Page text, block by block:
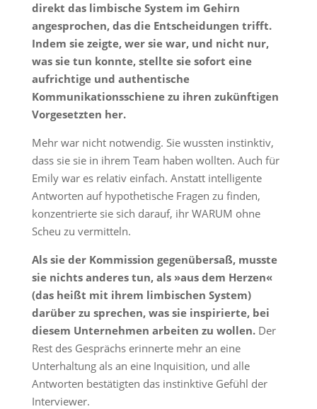
direkt das limbische System im Gehirn
angesprochen, das die Entscheidungen trifft.
Indem sie zeigte, wer sie war, und nicht nur,
was sie tun konnte, stellte sie sofort eine
aufrichtige und authentische
Kommunikationsschiene zu ihren zukünftigen
Vorgesetzten her.
Mehr war nicht notwendig. Sie wussten instinktiv,
dass sie sie in ihrem Team haben wollten. Auch für
Emily war es relativ einfach. Anstatt intelligente
Antworten auf hypothetische Fragen zu finden,
konzentrierte sie sich darauf, ihr WARUM ohne
Scheu zu vermitteln.
Als sie der Kommission gegenübersaß, musste
sie nichts anderes tun, als »aus dem Herzen«
(das heißt mit ihrem limbischen System)
darüber zu sprechen, was sie inspirierte, bei
diesem Unternehmen arbeiten zu wollen. Der
Rest des Gesprächs erinnerte mehr an eine
Unterhaltung als an eine Inquisition, und alle
Antworten bestätigten das instinktive Gefühl der
Interviewer.